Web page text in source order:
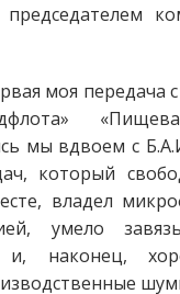
председателем
моя передача
мы вдвоем с
который
владел
умело
и, наконец,